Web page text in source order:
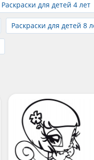
Раскраски для детей 4 лет
Раскраски для детей 8